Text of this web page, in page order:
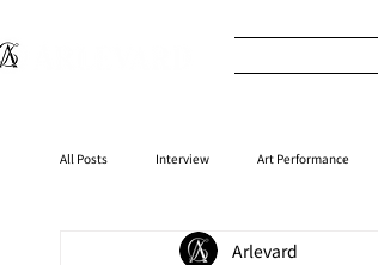
All Posts Interview Art Performance
⁠⁠Product Anime
Arlevard